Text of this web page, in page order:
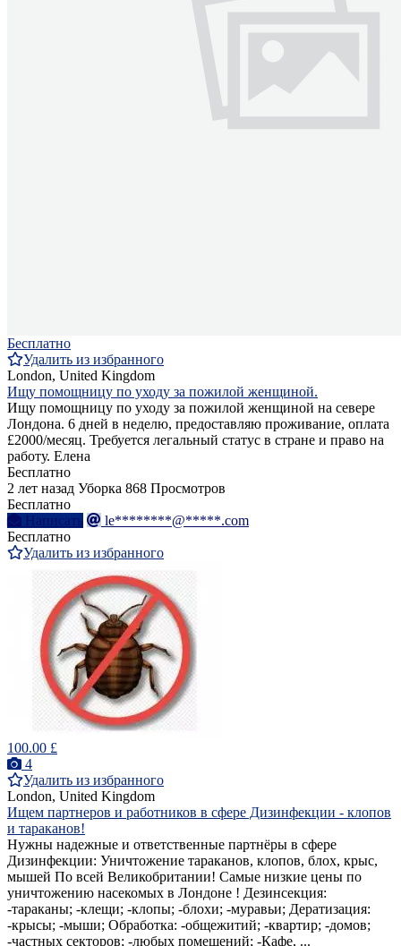
Бесплатно
Удалить из избранного
London, United Kingdom
Ищу помощницу по уходу за пожилой женщиной.
Ищу помощницу по уходу за пожилой женщиной на севере
Лондона. 6 дней в неделю, предоставляю проживание, оплата
£2000/месяц. Требуется легальный статус в стране и право на
работу. Елена
Бесплатно
2 лет назад Уборка 868 Просмотров
Бесплатно
Написать
le********@*****.com
Бесплатно
Удалить из избранного
100.00 £
4
Удалить из избранного
London, United Kingdom
Ищем партнеров и работников в сфере Дизинфекции - клопов
и тараканов!
Нужны надежные и ответственные партнёры в сфере
Дизинфекции: Уничтожение тараканов, клопов, блох, крыс,
мышей По всей Великобритании! Самые низкие цены по
уничтожению насекомых в Лондоне ! Дезинсекция:
-тараканы; -клещи; -клопы; -блохи; -муравьи; Дератизация:
-крысы; -мыши; Обработка: -общежитий; -квартир; -домов;
-частных секторов; -любых помещений; -Кафе, ...